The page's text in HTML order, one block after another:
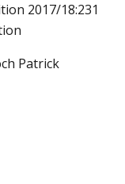
2017/18:231
Patrick